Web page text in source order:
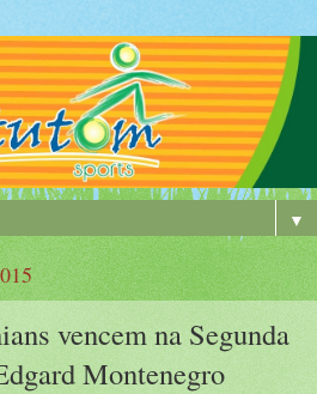
▼
vencem na Segunda
Montenegro